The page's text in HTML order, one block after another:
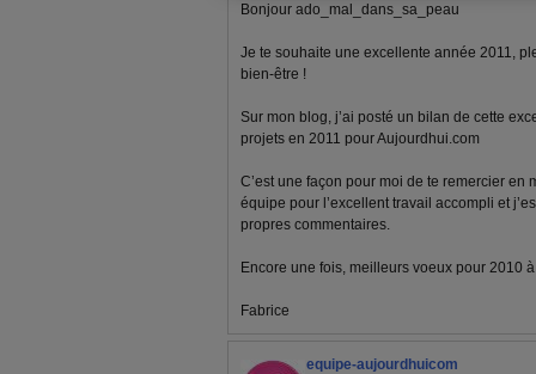
Bonjour ado_mal_dans_sa_peau
Je te souhaite une excellente année 2011,
bien-être !
Sur mon blog, j’ai posté un bilan de cette
projets en 2011 pour Aujourdhui.com
C’est une façon pour moi de te remercier en
équipe pour l’excellent travail accompli et
propres commentaires.
Encore une fois, meilleurs voeux pour 2010
Fabrice
equipe-aujourdhuicom